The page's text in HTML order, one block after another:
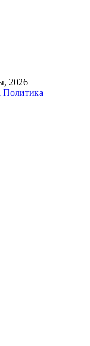
2026
Политика